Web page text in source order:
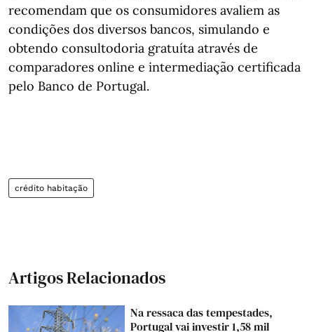
recomendam que os consumidores avaliem as
condições dos diversos bancos, simulando e
obtendo consultodoria gratuíta através de
comparadores online e intermediação certificada
pelo Banco de Portugal.
crédito habitação
Artigos Relacionados
Na ressaca das tempestades,
Portugal vai investir 1,58 mil